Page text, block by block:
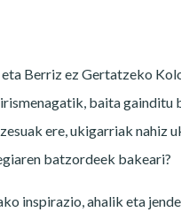
Berriz ez Gertatzeko
baita
ere, ukigarriak nahiz
batzordeek bakeari?
inspirazio, ahalik eta